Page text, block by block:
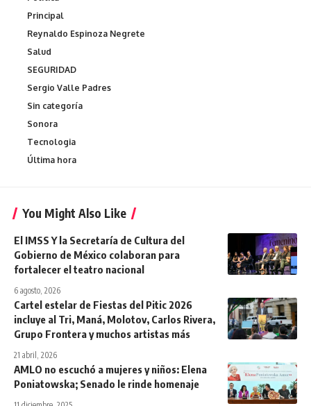
Principal
Reynaldo Espinoza Negrete
Salud
SEGURIDAD
Sergio Valle Padres
Sin categoría
Sonora
Tecnologia
Última hora
You Might Also Like
El IMSS Y la Secretaría de Cultura del
Gobierno de México colaboran para
fortalecer el teatro nacional
6 agosto, 2026
Cartel estelar de Fiestas del Pitic 2026
incluye al Tri, Maná, Molotov, Carlos Rivera,
Grupo Frontera y muchos artistas más
21 abril, 2026
AMLO no escuchó a mujeres y niños: Elena
Poniatowska; Senado le rinde homenaje